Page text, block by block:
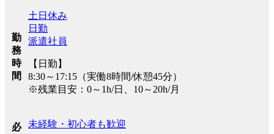
勤
務
時
間
土日休み
日勤
派遣社員
【日勤】
8:30～17:15（実働8時間/休憩45分）
※残業目安：0～1h/日、10～20h/月
必
未経験・初心者も歓迎